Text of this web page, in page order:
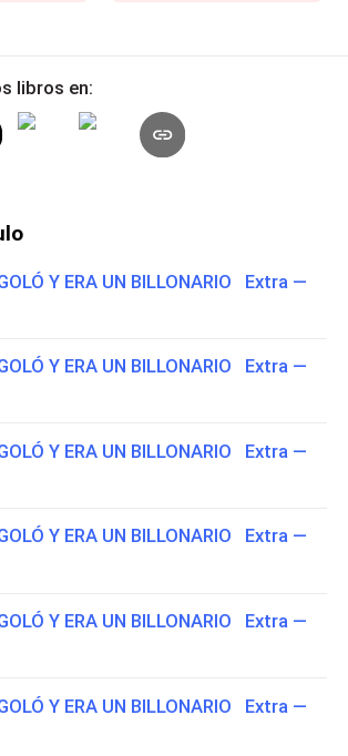
libros en:
Y ERA UN BILLONARIO Extra —
Y ERA UN BILLONARIO Extra —
Y ERA UN BILLONARIO Extra —
Y ERA UN BILLONARIO Extra —
Y ERA UN BILLONARIO Extra —
Y ERA UN BILLONARIO Extra —